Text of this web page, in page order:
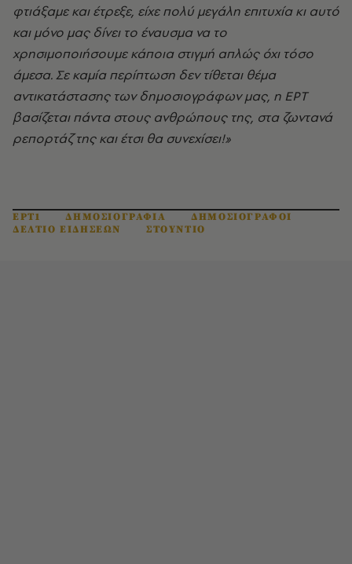
φτιάξαμε και έτρεξε, είχε πολύ μεγάλη επιτυχία κι αυτό
και μόνο μας δίνει το έναυσμα να το
χρησιμοποιήσουμε κάποια στιγμή απλώς όχι τόσο
άμεσα. Σε καμία περίπτωση δεν τίθεται θέμα
αντικατάστασης των δημοσιογράφων μας, η ΕΡΤ
βασίζεται πάντα στους ανθρώπους της, στα ζωντανά
ρεπορτάζ της και έτσι θα συνεχίσει!»
ΕΡΤ1 ΔΗΜΟΣΙΟΓΡΑΦΙΑ
ΔΗΜΟΣΙΟΓΡΑΦΟΙ
ΔΕΛΤΙΟ ΕΙΔΗΣΕΩΝ
ΣΤΟΥΝΤΙΟ